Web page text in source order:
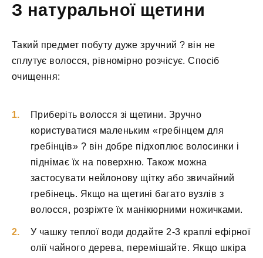
З натуральної щетини
Такий предмет побуту дуже зручний ? він не
сплутує волосся, рівномірно розчісує. Спосіб
очищення:
Приберіть волосся зі щетини. Зручно
користуватися маленьким «гребінцем для
гребінців» ? він добре підхоплює волосинки і
піднімає їх на поверхню. Також можна
застосувати нейлонову щітку або звичайний
гребінець. Якщо на щетині багато вузлів з
волосся, розріжте їх манікюрними ножичками.
У чашку теплої води додайте 2-3 краплі ефірної
олії чайного дерева, перемішайте. Якщо шкіра